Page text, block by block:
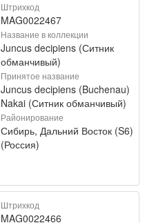
Штрихкод
MAG0022467
Название в коллекции
Juncus decipiens (Ситник
обманчивый)
Принятое название
Juncus decipiens (Buchenau)
Nakai (Ситник обманчивый)
Районирование
Сибирь, Дальний Восток (S6)
(Россия)
Штрихкод
MAG0022466